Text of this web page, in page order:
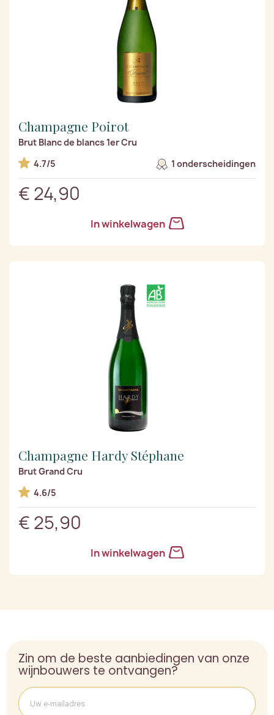
Champagne Poirot
Brut Blanc de blancs 1er Cru
4.7/5
1 onderscheidingen
€ 24,90
In winkelwagen
Champagne Hardy Stéphane
Brut Grand Cru
4.6/5
€ 25,90
In winkelwagen
Zin om de beste aanbiedingen van onze
wijnbouwers te ontvangen?